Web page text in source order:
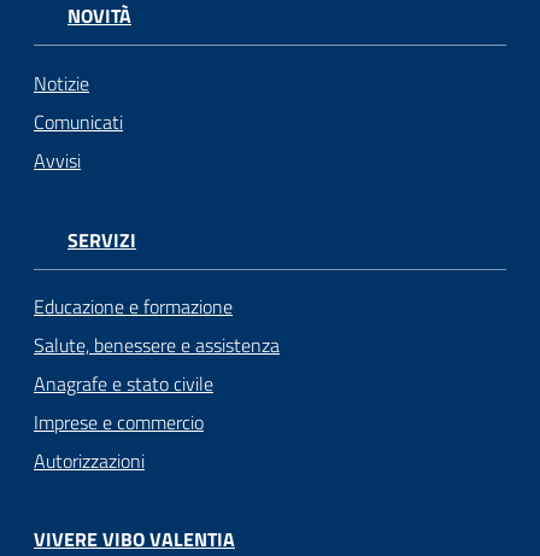
NOVITÀ
Notizie
Comunicati
Avvisi
SERVIZI
Educazione e formazione
Salute, benessere e assistenza
Anagrafe e stato civile
Imprese e commercio
Autorizzazioni
VIVERE VIBO VALENTIA